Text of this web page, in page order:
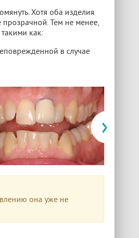
Хотя оба изделия
прозрачной. Тем не менее,
как:
в случае
›
она уже не